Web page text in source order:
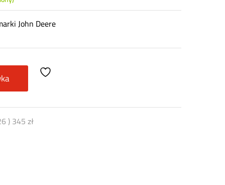
John Deere
)345zł